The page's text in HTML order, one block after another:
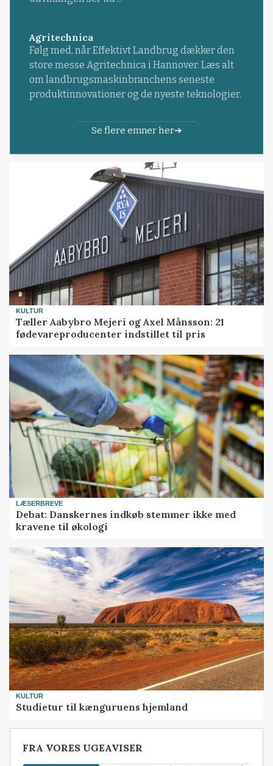
Agritechnica
Følg med, når Effektivt Landbrug dækker den
store messe Agritechnica i Hannover. Læs alt
om landbrugsmaskinbranchens seneste
produktinnovationer og de nyeste teknologier.
Se flere emner her
KULTUR
Tæller Aabybro Mejeri og Axel Månsson: 21
fødevareproducenter indstillet til pris
LÆSERBREVE
Debat: Danskernes indkøb stemmer ikke med
kravene til økologi
KULTUR
Studietur til kænguruens hjemland
FRA VORES UGEAVISER